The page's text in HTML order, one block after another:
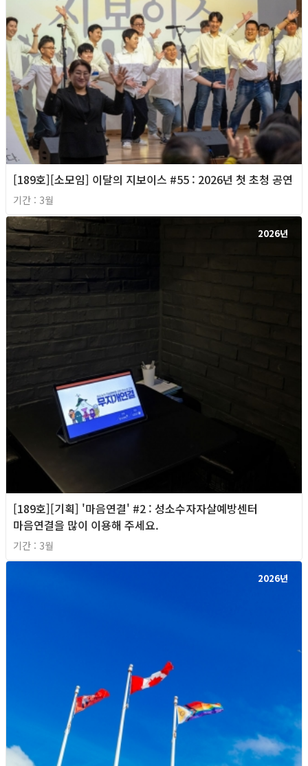
[189호][소모임] 이달의 지보이스 #55 : 2026년 첫 초청 공연
기간 : 3월
2026년
[189호][기획] '마음연결' #2 : 성소수자자살예방센터
마음연결을 많이 이용해 주세요.
기간 : 3월
2026년